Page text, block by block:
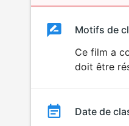
Classement
Motifs de
Ce film a
doit être
Date de